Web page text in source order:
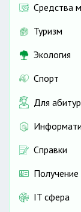
Средства
Туризм
Экология
Спорт
Для
Справки
Получение
IT сфера